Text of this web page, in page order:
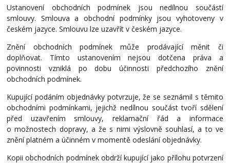
Ustanovení obchodních podmínek jsou nedílnou součástí
smlouvy. Smlouva a obchodní podmínky jsou vyhotoveny v
českém jazyce. Smlouvu lze uzavřít v českém jazyce.
Znění obchodních podmínek může prodávající měnit či
doplňovat. Tímto ustanovením nejsou dotčena práva a
povinnosti vzniklá po dobu účinnosti předchozího znění
obchodních podmínek.
Kupující podáním objednávky potvrzuje, že se seznámil s těmito
obchodními podmínkami, jejichž nedílnou součást tvoří sdělení
před uzavřením smlouvy, reklamační řád a informace
o možnostech dopravy, a že s nimi výslovně souhlasí, a to ve
znění platném a účinném v momentě odeslání objednávky.
Kopii obchodních podmínek obdrží kupující jako přílohu potvrzení